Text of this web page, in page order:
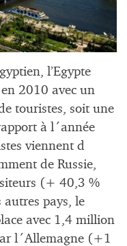
l’Egypte
2010 avec un
touristes, soit une
à l´année
viennent d
de Russie,
(+ 40,3 %
pays, le
avec 1,4 million
l´Allemagne (+1